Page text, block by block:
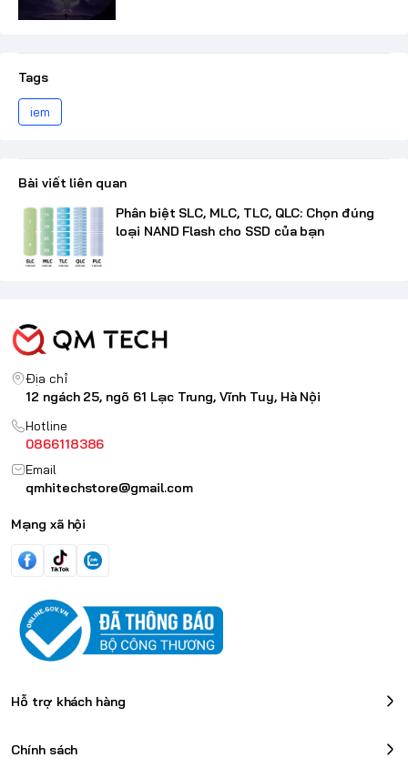
Tags
iem
Bài viết liên quan
Phân biệt SLC, MLC, TLC, QLC: Chọn đúng
loại NAND Flash cho SSD của bạn
Địa chỉ
12 ngách 25, ngõ 61 Lạc Trung, Vĩnh Tuy, Hà Nội
Hotline
0866118386
Email
qmhitechstore@gmail.com
Mạng xã hội
Hỗ trợ khách hàng
Chính sách